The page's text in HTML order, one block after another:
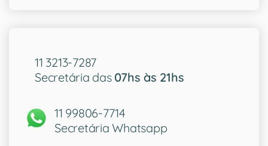
11 3213-7287
Secretária das 07hs às 21hs
11 99806-7714
Secretária Whatsapp